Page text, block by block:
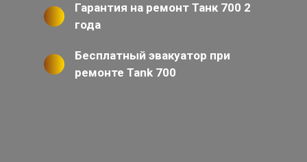
Гарантия на ремонт Танк 700 2
года
Бесплатный эвакуатор при
ремонте Tank 700